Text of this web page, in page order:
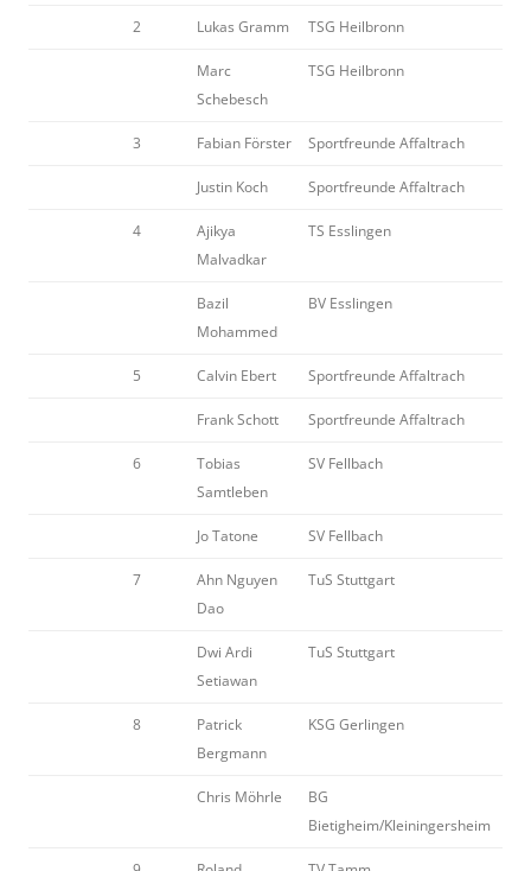
2 Lukas Gramm TSG Heilbronn
Marc
Schebesch
TSG Heilbronn
3 Fabian Förster Sportfreunde Affaltrach
Justin Koch Sportfreunde Affaltrach
4
Ajikya
Malvadkar
TS Esslingen
Bazil
Mohammed
BV Esslingen
5 Calvin Ebert Sportfreunde Affaltrach
Frank Schott Sportfreunde Affaltrach
6
Tobias
Samtleben
SV Fellbach
Jo Tatone SV Fellbach
7
Ahn Nguyen
Dao
TuS Stuttgart
Dwi Ardi
Setiawan
TuS Stuttgart
8
Patrick
Bergmann
KSG Gerlingen
Chris Möhrle
BG
Bietigheim/Kleiningersheim